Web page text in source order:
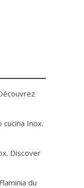
Inox.
Discover
du